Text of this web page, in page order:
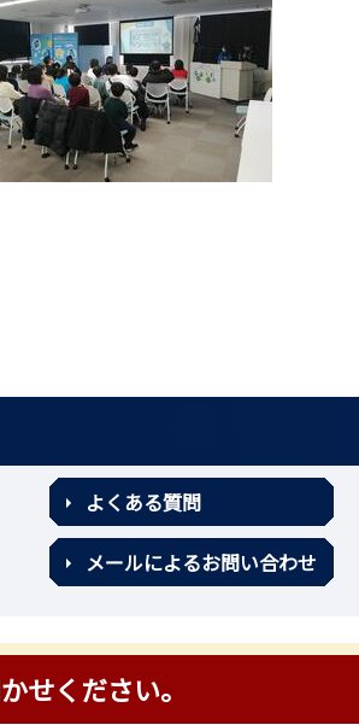
よくある質問
メールによるお問い合わせ
せください。